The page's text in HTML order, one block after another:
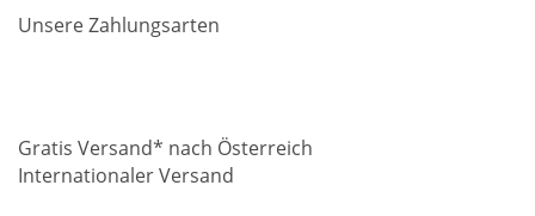
Unsere Zahlungsarten
Gratis Versand* nach Österreich
Internationaler Versand